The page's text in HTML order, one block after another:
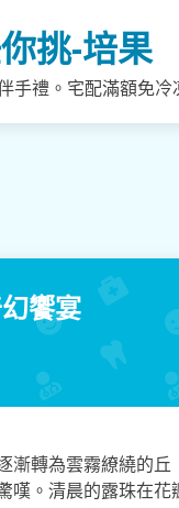
挑-培果
禮。宅配滿額免冷
饗宴
漸轉為雲霧繚繞的丘
嘆。清晨的露珠在花